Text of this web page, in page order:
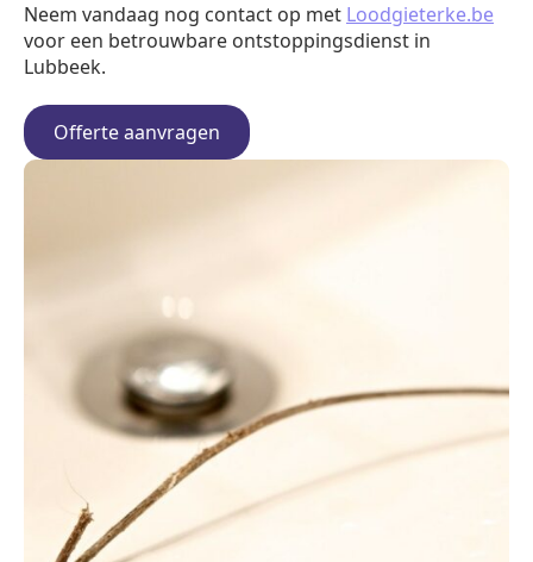
Neem vandaag nog contact op met Loodgieterke.be
voor een betrouwbare ontstoppingsdienst in
Lubbeek.
Offerte aanvragen